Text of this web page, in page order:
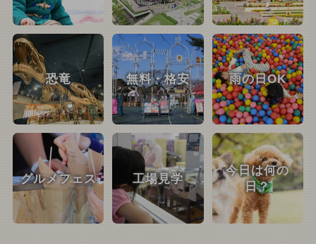
恐竜 無料・格安 雨の日OK
グルメフェス 工場見学
今日は何の
日？